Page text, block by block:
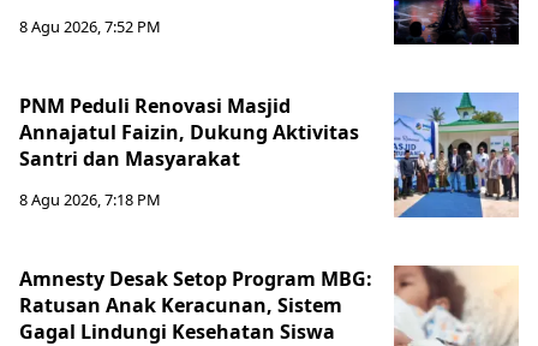
8 Agu 2026, 7:52 PM
PNM Peduli Renovasi Masjid
Annajatul Faizin, Dukung Aktivitas
Santri dan Masyarakat
8 Agu 2026, 7:18 PM
Amnesty Desak Setop Program MBG:
Ratusan Anak Keracunan, Sistem
Gagal Lindungi Kesehatan Siswa